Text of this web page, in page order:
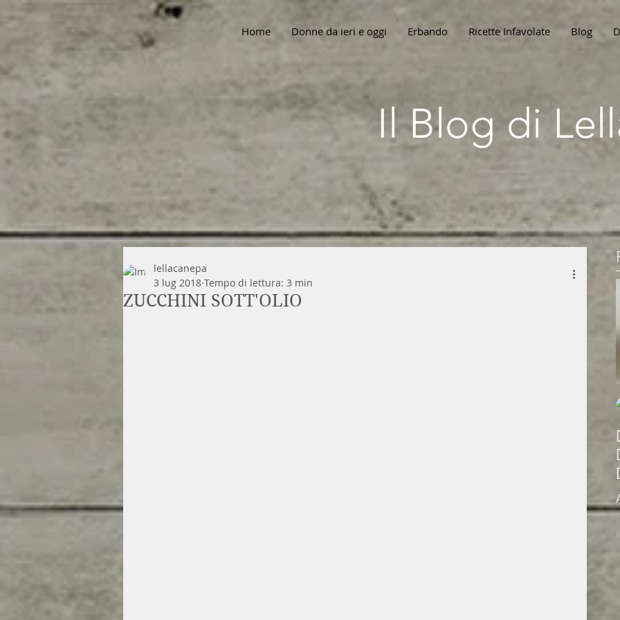
Home Donne da ieri e oggi Erbando Ricette Infavolate Blog
Il Blog di
ZUCCHINI SOTT'OLIO
lellacanepa
3 lug 2018 Tempo di lettura: 3 min